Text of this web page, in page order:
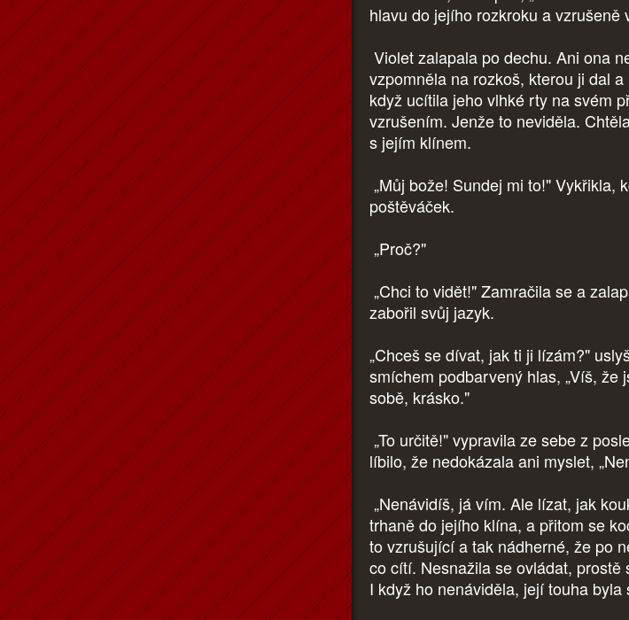
hlavu do jejího rozkroku a vzrušeně
Violet zalapala po dechu. Ani ona
vzpomněla na rozkoš, kterou ji dal
když ucítila jeho vlhké rty na svém
vzrušením. Jenže to neviděla.
s jejím klínem.
„Můj bože! Sundej mi to!" Vykřikla,
poštěváček.
„Proč?"
„Chci to vidět!" Zamračila se a
zabořil svůj jazyk.
„Chceš se dívat, jak ti ji lízám?"
smíchem podbarvený hlas, „Víš, že
sobě, krásko."
„To určitě!" vypravila ze sebe z
líbilo, že nedokázala ani myslet,
„Nenávidíš, já vím. Ale lízat, jak
trhaně do jejího klína, a přitom se
to vzrušující a tak nádherné, že po
co cítí. Nesnažila se ovládat, prostě
I když ho nenáviděla, její touha byla